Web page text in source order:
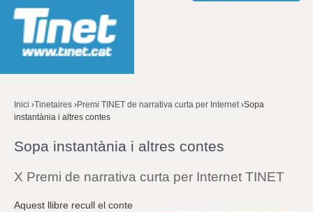
o
v
s
Esteu
aquí
Inici ›Tinetaires ›Premi TINET de narrativa curta per Internet›Sopa
instantània i altres contes
Sopa instantània i altres contes
X Premi de narrativa curta per Internet TINET
Aquest llibre recull el conte